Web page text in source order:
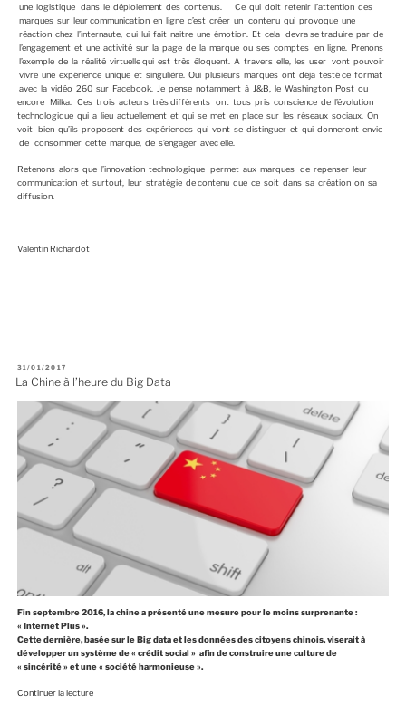
une logistique dans le déploiement des contenus. Ce qui doit retenir l’attention des
marques sur leur communication en ligne c’est créer un contenu qui provoque une
réaction chez l’internaute, qui lui fait naitre une émotion. Et cela devra se traduire par de
l’engagement et une activité sur la page de la marque ou ses comptes en ligne. Prenons
l’exemple de la réalité virtuelle qui est très éloquent. A travers elle, les user vont pouvoir
vivre une expérience unique et singulière. Oui plusieurs marques ont déjà testé ce format
avec la vidéo 260 sur Facebook. Je pense notamment à J&B, le Washington Post ou
encore Milka. Ces trois acteurs très différents ont tous pris conscience de l’évolution
technologique qui a lieu actuellement et qui se met en place sur les réseaux sociaux. On
voit bien qu’ils proposent des expériences qui vont se distinguer et qui donneront envie
de consommer cette marque, de s’engager avec elle.
Retenons alors que l’innovation technologique permet aux marques de repenser leur
communication et surtout, leur stratégie de contenu que ce soit dans sa création on sa
diffusion.
Valentin Richardot
P
U
B
L
E
31/01/2017
La Chine à l’heure du Big Data
Fin septembre 2016, la chine a présenté une mesure pour le moins surprenante :
« Internet Plus ».
Cette dernière, basée sur le Big data et les données des citoyens chinois, viserait à
développer un système de « crédit social » afin de construire une culture de
« sincérité » et une « société harmonieuse ».
Continuer la lectured